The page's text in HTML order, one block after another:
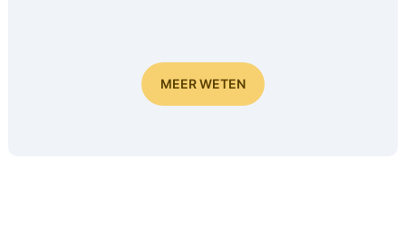
MEER WETEN